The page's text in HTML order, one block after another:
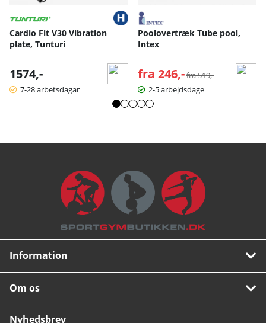
Cardio Fit V30 Vibration
plate, Tunturi
1574,-
7-28 arbetsdagar
Poolovertræk Tube pool,
Intex
fra 246,- Normalpris:
fra 519,-
2-5 arbejdsdage
Information
Om os
Nyhedsbrev